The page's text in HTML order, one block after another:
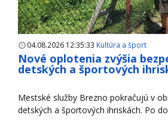
04.08.2026 12:35:33 Kultúra a šport
Nové oplotenia zvýšia
detských a športových
Mestské služby Brezno pokračujú v
detských a športových ihriskách. Po